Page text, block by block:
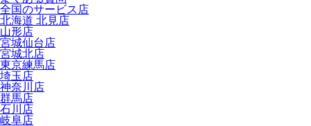
全国のサービス店
北海道 北見店
山形店
宮城仙台店
宮城北店
東京練馬店
埼玉店
神奈川店
群馬店
石川店
岐阜店